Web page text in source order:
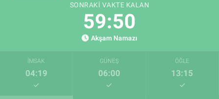
SONRAKI VAKTE KALAN
59:49
Akşam Namazı
İMSAK
04:19
GÜNEŞ
06:00
ÖĞLE
13:15